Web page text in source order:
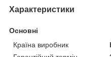
Характеристики
Основні
Країна виробник